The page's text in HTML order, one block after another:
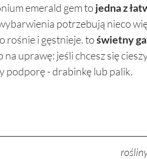
emerald gem to jedna z
potrzebują nieco
rośnie i gęstnieje. to świetny
na uprawę: jeśli chcesz się
podporę - drabinkę lub palik.